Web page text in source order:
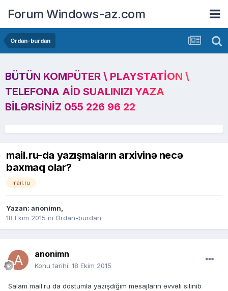
Forum Windows-az.com
Ordan-burdan
BÜTÜN KOMPÜTER \ PLAYSTATION \
TELEFONA AID SUALINIZI YAZA
BILƏRSINIZ 055 226 96 22
mail.ru-da yazışmaların arxivinə necə
baxmaq olar?
mail.ru
Yazan: anonimn,
18 Ekim 2015 in Ordan-burdan
anonimn
Konu tarihi: 18 Ekim 2015
Salam mail.ru da dostumla yazışdığım mesajların əvvəli silinib